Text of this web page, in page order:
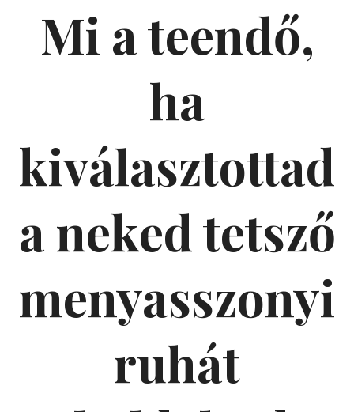
Mi a teendő,
ha
kiválasztottad
a neked tetsző
menyasszonyi
ruhát